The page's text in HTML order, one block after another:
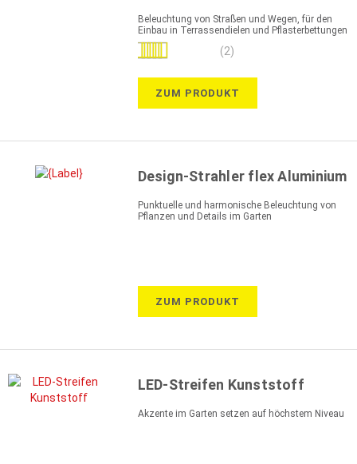
Beleuchtung von Straßen und Wegen, für den
Einbau in Terrassendielen und Pflasterbettungen
Bewertung:
(2)
ZUM PRODUKT
Design-Strahler flex Aluminium
Punktuelle und harmonische Beleuchtung von
Pflanzen und Details im Garten
ZUM PRODUKT
LED-Streifen Kunststoff
Akzente im Garten setzen auf höchstem Niveau